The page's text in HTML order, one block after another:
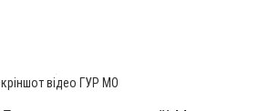
відео ГУР МО